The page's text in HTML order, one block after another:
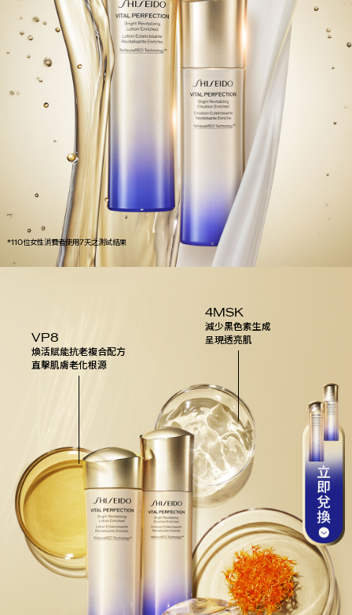
*110位女性消費者使用7天之測試結果
VP8
煥活賦能抗老複合配方
直擊肌膚老化根源
4MSK
減少黑色素生成
呈現透亮肌